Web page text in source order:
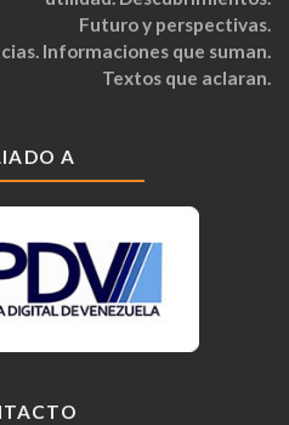
Futuro y perspectivas.
Informaciones que suman.
Textos que aclaran.
A